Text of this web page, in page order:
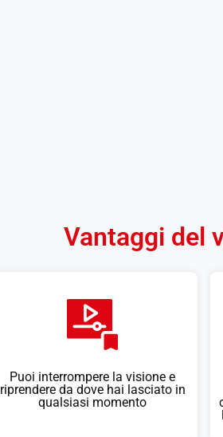
Vantaggi del
Puoi interrompere la visione e
riprendere da dove hai lasciato in
qualsiasi momento